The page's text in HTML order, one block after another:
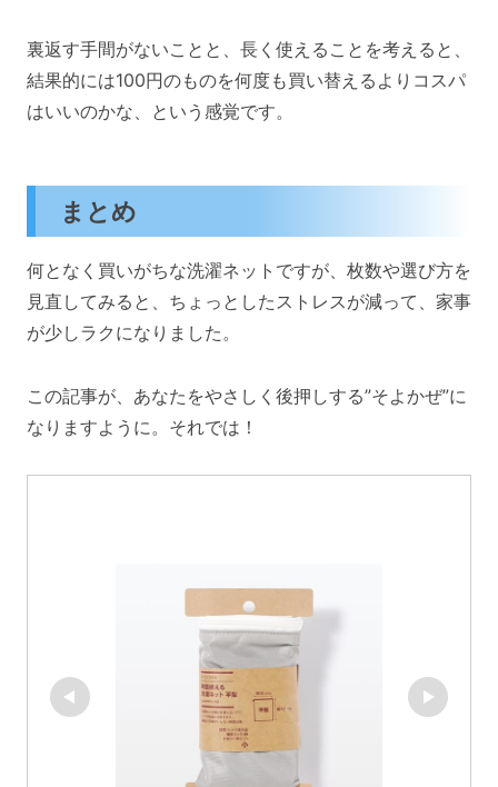
裏返す手間がないことと、長く使えることを考えると、
結果的には100円のものを何度も買い替えるよりコスパ
はいいのかな、という感覚です。
まとめ
何となく買いがちな洗濯ネットですが、枚数や選び方を
見直してみると、ちょっとしたストレスが減って、家事
が少しラクになりました。
この記事が、あなたをやさしく後押しする”そよかぜ”に
なりますように。それでは！